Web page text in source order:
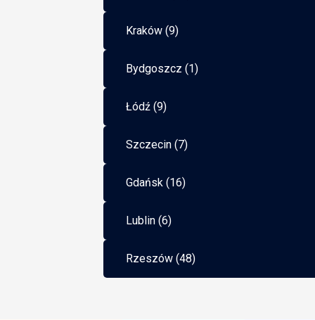
Kraków (9)
Bydgoszcz (1)
Łódź (9)
Szczecin (7)
Gdańsk (16)
Lublin (6)
Rzeszów (48)